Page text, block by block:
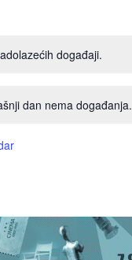
događaji.
dan nema događanja.